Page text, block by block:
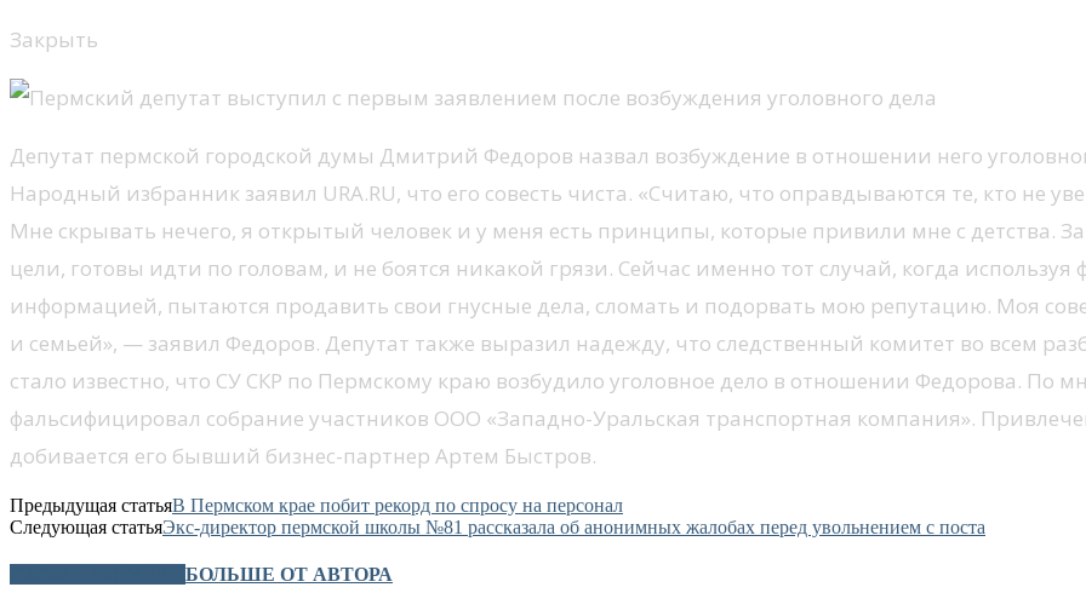
Закрыть
Депутат пермской городской думы Дмитрий Федоров назвал возбуждение в отношении него
Народный избранник заявил URA.RU, что его совесть чиста. «Считаю, что оправдываются те, кто не
Мне скрывать нечего, я открытый человек и у меня есть принципы, которые привили мне с детства.
цели, готовы идти по головам, и не боятся никакой грязи. Сейчас именно тот случай, когда
информацией, пытаются продавить свои гнусные дела, сломать и подорвать мою репутацию. Моя
и семьей», — заявил Федоров. Депутат также выразил надежду, что следственный комитет во всем
стало известно, что СУ СКР по Пермскому краю возбудило уголовное дело в отношении Федорова. По
фальсифицировал собрание участников ООО «Западно-Уральская транспортная компания».
добивается его бывший бизнес-партнер Артем Быстров.
Предыдущая статьяВ Пермском крае побит рекорд по спросу на персонал
Следующая статьяЭкс-директор пермской школы №81 рассказала об анонимных жалобах перед увольнением с поста
БОЛЬШЕ ОТ АВТОРА